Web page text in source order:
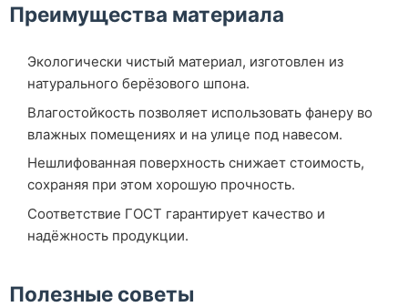
Преимущества материала
Экологически чистый материал, изготовлен из
натурального берёзового шпона.
Влагостойкость позволяет использовать фанеру во
влажных помещениях и на улице под навесом.
Нешлифованная поверхность снижает стоимость,
сохраняя при этом хорошую прочность.
Соответствие ГОСТ гарантирует качество и
надёжность продукции.
Полезные советы